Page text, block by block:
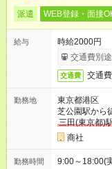
派遣 WEB登録・面接
給与
時給2000円
交通費別
交通費 交通
勤務地
東京都港区
芝公園駅から
三田(東京都)
商社
勤務時間 9:00～18:00(